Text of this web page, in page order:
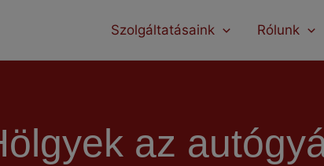
Szolgáltatásaink Rólunk
az